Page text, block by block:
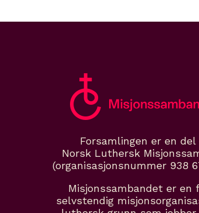
Forsamlingen er en del
Norsk Luthersk
(organisasjonsnummer 938
Misjonssambandet er en
selvstendig